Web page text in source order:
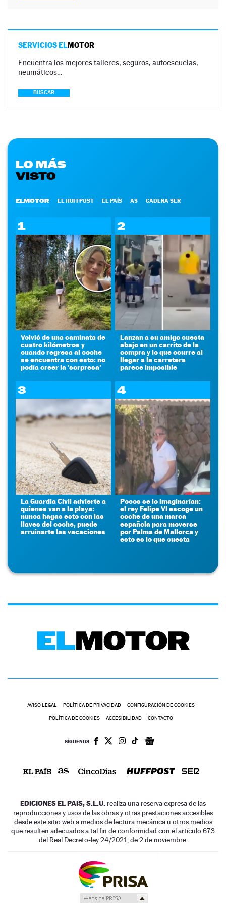
SERVICIOS ELMOTOR
Encuentra los mejores talleres, seguros, autoescuelas,
neumáticos…
BUSCAR
LO MÁS
VISTO
ELMOTOR EL HUFFPOST EL PAÍS AS CADENA SER
1
Volvió de una caminata de
cuatro kilómetros y
cuando regresa al coche
se encuentra con esto: no
podía creer la 'sorpresa'
2
Lanzan a su amigo cuesta
abajo en un carrito de la
compra y lo que ocurre al
llegar a la carretera
parece imposible
3
La Guardia Civil advierte a
quienes van a la playa:
nunca hagas esto con las
llaves del coche, puede
arruinarte las vacaciones
4
Pocos se lo imaginarían:
el rey Felipe VI escoge un
coche de una marca
española para moverse
por Palma de Mallorca y
esto es lo que cuesta
AVISO LEGAL POLÍTICA DE PRIVACIDAD CONFIGURACIÓN DE COOKIES
POLÍTICA DE COOKIES ACCESIBILIDAD CONTACTO
SÍGUENOS:
EDICIONES EL PAIS, S.L.U. realiza una reserva expresa de las
reproducciones y usos de las obras y otras prestaciones accesibles
desde este sitio web a medios de lectura mecánica u otros medios
que resulten adecuados a tal fin de conformidad con el artículo 67.3
del Real Decreto-ley 24/2021, de 2 de noviembre.